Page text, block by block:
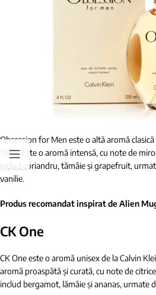
Obsession for Men este o altă aromă
1986. Este o aromă intensă, cu note de
includ coriandru, tămâie și grapefruit,
vanilie.
Produs recomandat inspirat de Alien
CK One
CK One este o aromă unisex de la Calvin
aromă proaspătă și curată, cu note de
includ bergamot, lămâie și ananas, urmate